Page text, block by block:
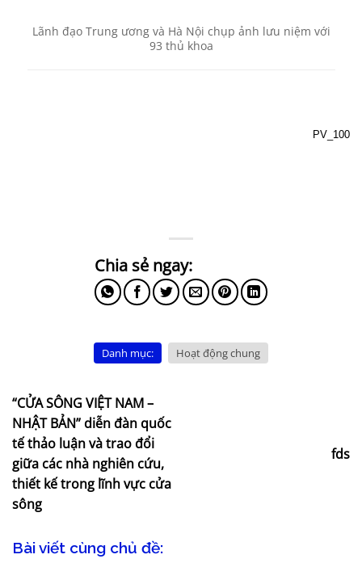
Lãnh đạo Trung ương và Hà Nội chụp ảnh lưu niệm với
93 thủ khoa
PV_100
Danh mục: Hoạt động chung
“CỬA SÔNG VIỆT NAM –
NHẬT BẢN” diễn đàn quốc
tế thảo luận và trao đổi
giữa các nhà nghiên cứu,
thiết kế trong lĩnh vực cửa
sông
fds
Bài viết cùng chủ đề: